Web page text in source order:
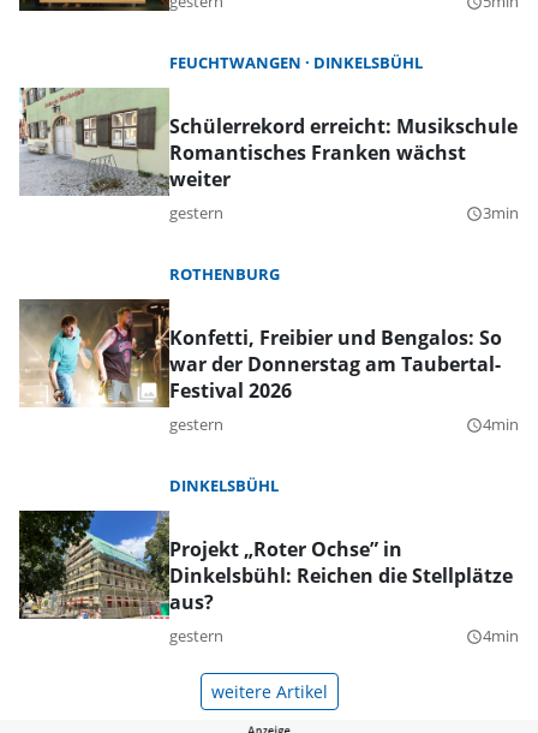
FEUCHTWANGEN DINKELSBÜHL
Schülerrekord erreicht: Musikschule
Romantisches Franken wächst
weiter
gestern query_builder3min
ROTHENBURG
Konfetti, Freibier und Bengalos: So
war der Donnerstag am Taubertal-
Festival 2026
gestern query_builder4min
DINKELSBÜHL
Projekt „Roter Ochse” in
Dinkelsbühl: Reichen die Stellplätze
aus?
gestern query_builder4min
weitere Artikel